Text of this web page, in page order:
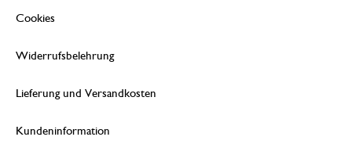
Cookies
Widerrufsbelehrung
Lieferung und Versandkosten
Kundeninformation